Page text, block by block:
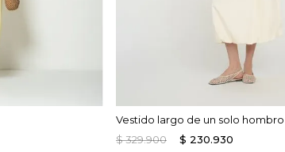
Vestido largo de un solo hombro
$329.900 $ 230.930